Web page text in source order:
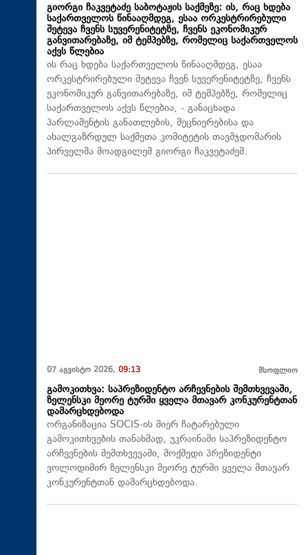
გიორგი ჩაკვეტაძე საბოტაჟის საქმეზე: ის, რაც ხდება
საქართველოს წინააღმდეგ, ესაა ორკესტრირებული
შეტევა ჩვენს სუვერენიტეტზე, ჩვენს ეკონომიკურ
განვითარებაზე, იმ ტემპებზე, რომელიც საქართველოს
აქვს წლებია
ის რაც ხდება საქართველოს წინააღმდეგ, ესაა
ორკესტრირებული შეტევა ჩვენ სუვერენიტეტზე, ჩვენს
ეკონომიკურ განვითარებაზე, იმ ტემპებზე, რომელიც
საქართველოს აქვს წლებია, - განაცხადა
პარლამენტის განათლების, მეცნიერებისა და
ახალგაზრდულ საქმეთა კომიტეტის თავმჯდომარის
პირველმა მოადგილემ გიორგი ჩაკვეტაძემ.
07 აგვისტო 2026, 09:13 მსოფლიო
გამოკითხვა: საპრეზიდენტო არჩევნების შემთხვევაში,
ზელენსკი მეორე ტურში ყველა მთავარ კონკურენტთან
დამარცხდებოდა
ორგანიზაცია SOCIS-ის მიერ ჩატარებული
გამოკითხვების თანახმად, უკრაინაში საპრეზიდენტო
არჩევნების შემთხვევაში, მოქმედი პრეზიდენტი
ვოლოდიმირ ზელენსკი მეორე ტურში ყველა მთავარ
კონკურენტთან დამარცხდებოდა.